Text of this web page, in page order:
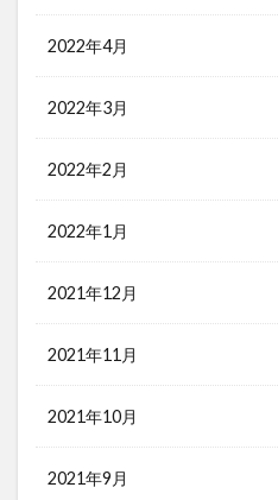
2022年4月
2022年3月
2022年2月
2022年1月
2021年12月
2021年11月
2021年10月
2021年9月